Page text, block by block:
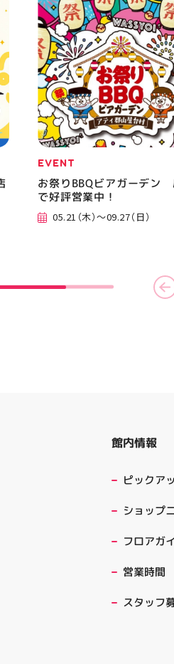
EVENT
お祭りBBQビアガーデン
で好評営業中！
05.21（木）～09.27（日）
館内情報
ピックア
ショップ
フロアガ
営業時間
スタッフ